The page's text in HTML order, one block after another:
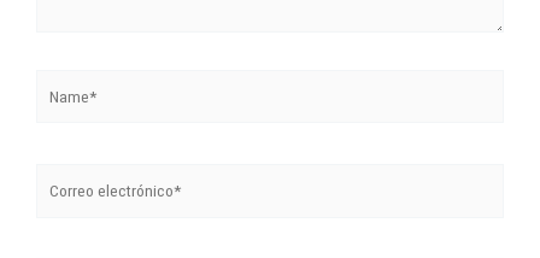
electrónico*